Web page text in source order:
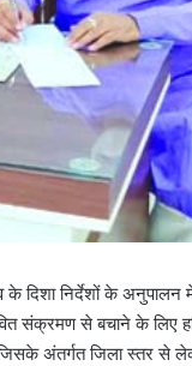
के दिशा निर्देशों के अनुपालन
संक्रमण से बचाने के लिए
जिसके अंतर्गत जिला स्तर से